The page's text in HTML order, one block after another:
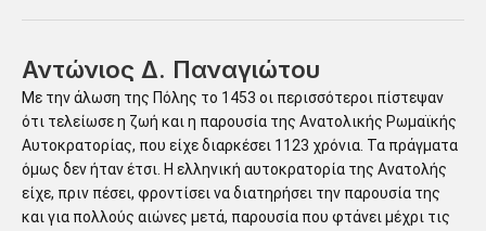
Αντώνιος Δ. Παναγιώτου
Με την άλωση της Πόλης το 1453 οι περισσότεροι πίστεψαν
ότι τελείωσε η ζωή και η παρουσία της Ανατολικής Ρωμαϊκής
Αυτοκρατορίας, που είχε διαρκέσει 1123 χρόνια. Τα πράγματα
όμως δεν ήταν έτσι. Η ελληνική αυτοκρατορία της Ανατολής
είχε, πριν πέσει, φροντίσει να διατηρήσει την παρουσία της
και για πολλούς αιώνες μετά, παρουσία που φτάνει μέχρι τις